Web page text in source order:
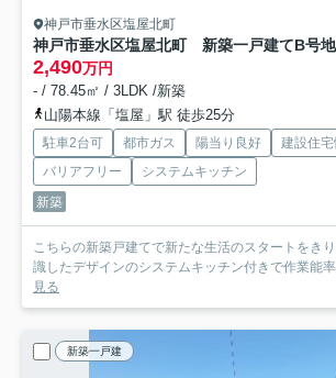
神戸市垂水区塩屋北町
神戸市垂水区塩屋北町 新築一戸建てB号地
2,490万円
- / 78.45㎡ / 3LDK /新築
山陽本線「塩屋」駅 徒歩25分
駐車2台可 都市ガス 陽当り良好
建設住
バリアフリー
システムキッチン
新築
こちらの新築戸建てで新たな生活のスタートをき
識したデザインのシステムキッチン付きで作業能
見る
新築一戸建